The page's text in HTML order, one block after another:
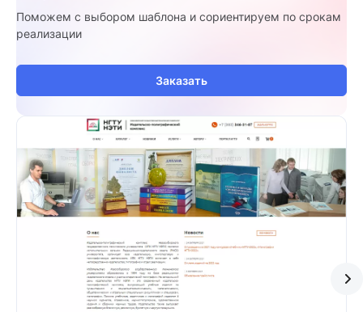
Поможем с выбором шаблона и сориентируем по срокам
реализации
Заказать